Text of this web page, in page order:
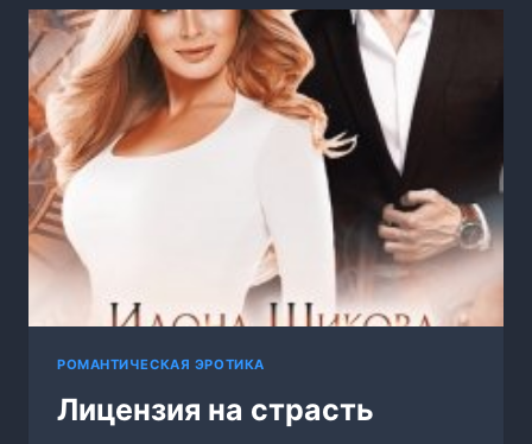
РОМАНТИЧЕСКАЯ ЭРОТИКА
Лицензия на страсть